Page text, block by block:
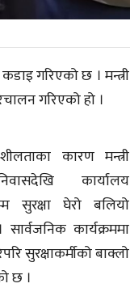
गरिएको छ । मन्त्री
गरिएको हो ।
कारण मन्त्री
कार्यालय
सुरक्षा घेरो बलियो
कार्यक्रममा
सुरक्षाकर्मीको बाक्लो
छ ।